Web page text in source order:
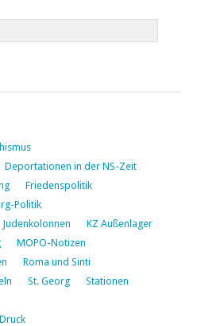
Deportationen in der NS-Zeit
Friedenspolitik
Politik
Judenkolonnen
KZ Außenlager
MOPO-Notizen
Roma und Sinti
St. Georg
Stationen